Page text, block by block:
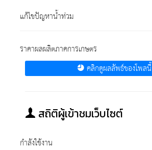
แก้ไขปัญหาน้ำท่วม
ราคาผลผลิตภาคการเกษตร
คลิกดูผลลัพธ์ของโพลนี้
สถิติผู้เข้าชมเว็บไซต์
กำลังใช้งาน